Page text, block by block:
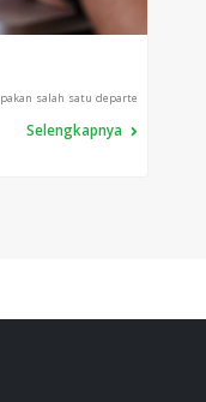
salah satu departe
Selengkapnya